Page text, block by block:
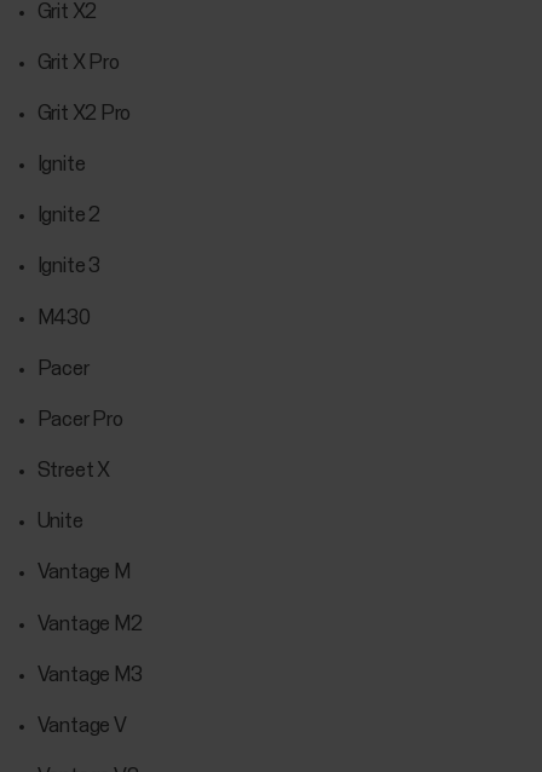
Grit X2
Grit X Pro
Grit X2 Pro
Ignite
Ignite 2
Ignite 3
M430
Pacer
Pacer Pro
Street X
Unite
Vantage M
Vantage M2
Vantage M3
Vantage V